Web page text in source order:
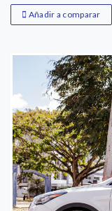
Añadir a comparar